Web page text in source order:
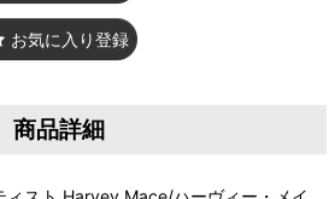
お気に入り登録
商品詳細